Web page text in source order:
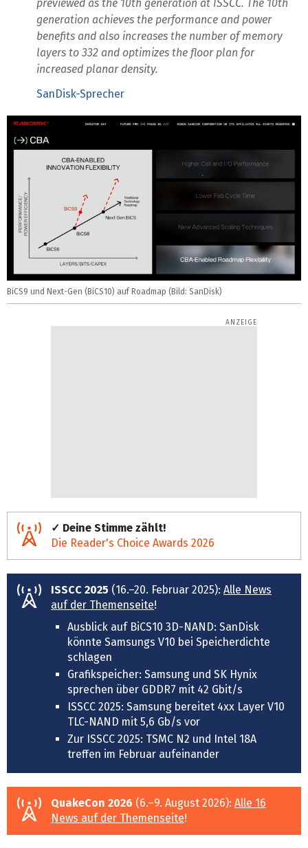
previewed as the 10th generation at ISSCC. The 10th
generation achieves the performance and power
benefits and also increases the number of memory
layers to 332 and optimizes the floor plan for
increased planar density.
SanDisk-Sprecher
BiCS9 und Next-Gen (BiCS10) auf Roadmap (Bild: SanDisk)
✓ Deine Stimme zählt!
Die Reader's Choice Awards 2026
ISSCC 2025 (16.–20. Februar 2025): Alle News
auf der Themenseite!
Ausblick auf BiCS10 3D-NAND: SanDisk
könnte Samsungs V10 bei Speicherdichte
schlagen
Grafikspeicher: Samsung und SK Hynix
sprechen über GDDR7 mit 42 Gbit/s
ISSCC 2025: Samsung bereitet 4xx Layer V10
TLC-NAND mit 5,6 Gb/s vor
Zur ISSCC 2025: TSMC N2 und Intel 18A
treffen im Februar aufeinander
QuakeCon 2026 (6.–9. August 2026): Alle 16
News auf der Themenseite!